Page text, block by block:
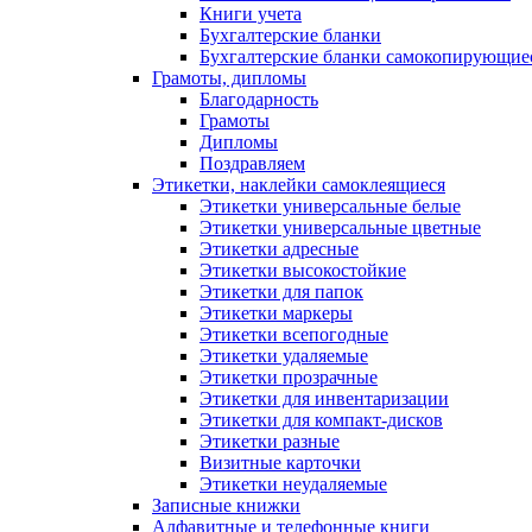
Книги учета
Бухгалтерские бланки
Бухгалтерские бланки
Грамоты, дипломы
Благодарность
Грамоты
Дипломы
Поздравляем
Этикетки, наклейки самоклеящиеся
Этикетки универсальные белые
Этикетки универсальные цветные
Этикетки адресные
Этикетки высокостойкие
Этикетки для папок
Этикетки маркеры
Этикетки всепогодные
Этикетки удаляемые
Этикетки прозрачные
Этикетки для инвентаризации
Этикетки для компакт-дисков
Этикетки разные
Визитные карточки
Этикетки неудаляемые
Записные книжки
Алфавитные и телефонные книги